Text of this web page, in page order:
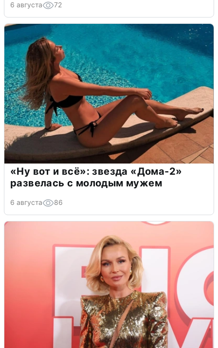
6 августа 72
«Ну вот и всё»: звезда «Дома-2»
развелась с молодым мужем
6 августа 86